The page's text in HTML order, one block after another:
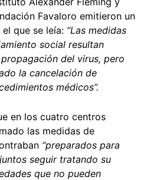
Favaloro emitieron un
el que se leía: “Las medidas
social resultan
del virus, pero
la cancelación de
médicos”.
en los cuatro centros
las medidas de
“preparados para
seguir tratando su
que no pueden